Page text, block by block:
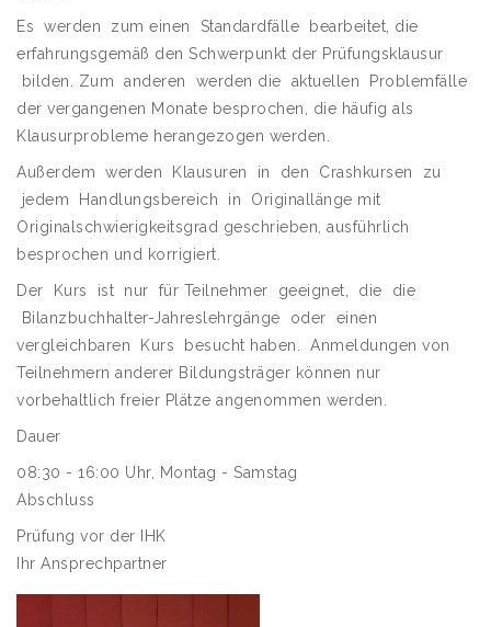
Es werden zum einen Standardfälle bearbeitet, die
erfahrungsgemäß den Schwerpunkt der Prüfungsklausur
bilden. Zum anderen werden die aktuellen Problemfälle
der vergangenen Monate besprochen, die häufig als
Klausurprobleme herangezogen werden.
Außerdem werden Klausuren in den Crashkursen zu
jedem Handlungsbereich in Originallänge mit
Originalschwierigkeitsgrad geschrieben, ausführlich
besprochen und korrigiert.
Der Kurs ist nur für Teilnehmer geeignet, die die
Bilanzbuchhalter-Jahreslehrgänge oder einen
vergleichbaren Kurs besucht haben. Anmeldungen von
Teilnehmern anderer Bildungsträger können nur
vorbehaltlich freier Plätze angenommen werden.
Dauer
08:30 - 16:00 Uhr, Montag - Samstag
Abschluss
Prüfung vor der IHK
Ihr Ansprechpartner